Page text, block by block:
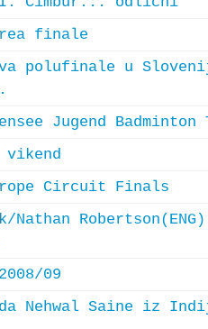
finale
polufinale u
Jugend Badminton
vikend
Circuit Finals
Nathan
09
Nehwal Saine iz